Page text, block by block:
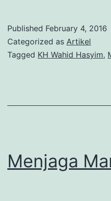
Islam
Published February 4, 2016
Categorized as Artikel
Tagged KH Wahid Hasyim,
Menjaga